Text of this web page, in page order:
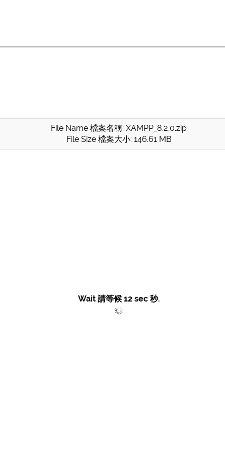
File Name 檔案名稱: XAMPP_8.2.0.zip
File Size 檔案大小: 146.61 MB
Wait 請等候 12sec 秒.